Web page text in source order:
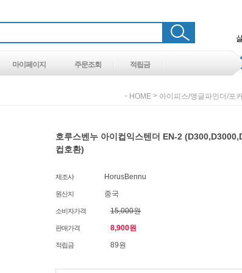
마이페이지 주문조회 적립금
- HOME > 아이피스/앵글파인더/포
호루스벤누 아이컵익스텐더 EN-2
컵호환)
제조사 HorusBennu
원산지 중국
소비자가격 15,000원
판매가격 8,900원
적립금 89원